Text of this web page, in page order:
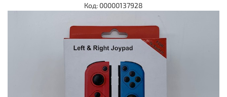
Код: 00000137928